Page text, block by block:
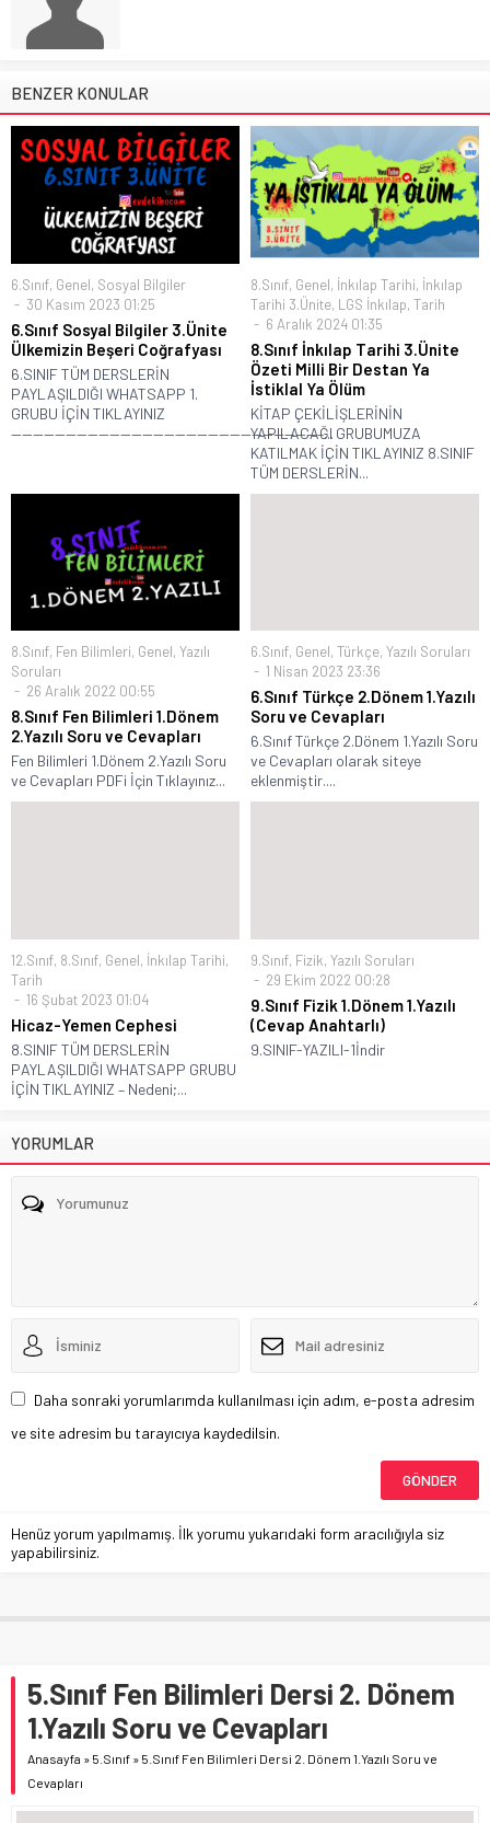
BENZER KONULAR
6.Sınıf, Genel, Sosyal Bilgiler
30 Kasım 2023 01:25
6.Sınıf Sosyal Bilgiler 3.Ünite
Ülkemizin Beşeri Coğrafyası
6.SINIF TÜM DERSLERİN
PAYLAŞILDIĞI WHATSAPP 1.
GRUBU İÇİN TIKLAYINIZ
————————————————————————————–...
8.Sınıf, Genel, İnkılap Tarihi, İnkılap
Tarihi 3.Ünite, LGS İnkılap, Tarih
6 Aralık 2024 01:35
8.Sınıf İnkılap Tarihi 3.Ünite
Özeti Milli Bir Destan Ya
İstiklal Ya Ölüm
KİTAP ÇEKİLİŞLERİNİN
YAPILACAĞI GRUBUMUZA
KATILMAK İÇİN TIKLAYINIZ 8.SINIF
TÜM DERSLERİN...
8.Sınıf, Fen Bilimleri, Genel, Yazılı
Soruları
26 Aralık 2022 00:55
8.Sınıf Fen Bilimleri 1.Dönem
2.Yazılı Soru ve Cevapları
Fen Bilimleri 1.Dönem 2.Yazılı Soru
ve Cevapları PDFi İçin Tıklayınız...
6.Sınıf, Genel, Türkçe, Yazılı Soruları
1 Nisan 2023 23:36
6.Sınıf Türkçe 2.Dönem 1.Yazılı
Soru ve Cevapları
6.Sınıf Türkçe 2.Dönem 1.Yazılı Soru
ve Cevapları olarak siteye
eklenmiştir....
12.Sınıf, 8.Sınıf, Genel, İnkılap Tarihi,
Tarih
16 Şubat 2023 01:04
Hicaz-Yemen Cephesi
8.SINIF TÜM DERSLERİN
PAYLAŞILDIĞI WHATSAPP GRUBU
İÇİN TIKLAYINIZ – Nedeni;...
9.Sınıf, Fizik, Yazılı Soruları
29 Ekim 2022 00:28
9.Sınıf Fizik 1.Dönem 1.Yazılı
(Cevap Anahtarlı)
9.SINIF-YAZILI-1İndir
YORUMLAR
Daha sonraki yorumlarımda kullanılması için adım, e-posta adresim
ve site adresim bu tarayıcıya kaydedilsin.
Henüz yorum yapılmamış. İlk yorumu yukarıdaki form aracılığıyla siz
yapabilirsiniz.
5.Sınıf Fen Bilimleri Dersi 2. Dönem
1.Yazılı Soru ve Cevapları
Anasayfa » 5.Sınıf » 5.Sınıf Fen Bilimleri Dersi 2. Dönem 1.Yazılı Soru ve
Cevapları